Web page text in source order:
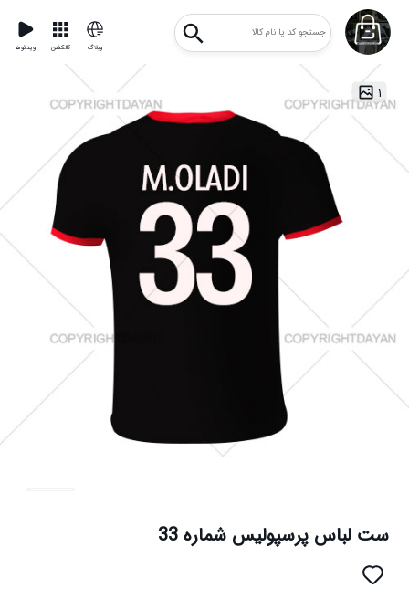
ویدئوها کالکشن وبلاگ
۱
ست لباس پرسپولیس شماره 33